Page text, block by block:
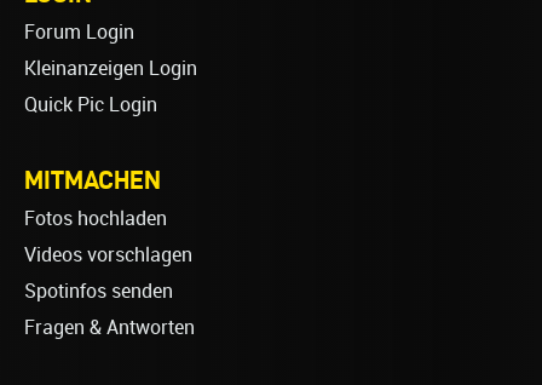
Forum Login
Kleinanzeigen Login
Quick Pic Login
MITMACHEN
Fotos hochladen
Videos vorschlagen
Spotinfos senden
Fragen & Antworten